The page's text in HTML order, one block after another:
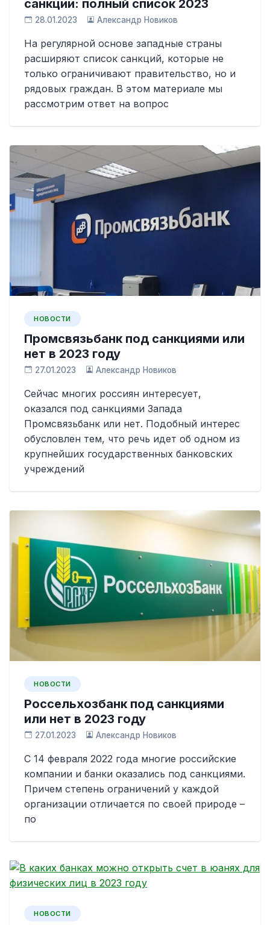
санкции: полный список 2023
28.01.2023 Александр Новиков
На регулярной основе западные страны
расширяют список санкций, которые не
только ограничивают правительство, но и
рядовых граждан. В этом материале мы
рассмотрим ответ на вопрос
НОВОСТИ
Промсвязьбанк под санкциями или
нет в 2023 году
27.01.2023 Александр Новиков
Сейчас многих россиян интересует,
оказался под санкциями Запада
Промсвязьбанк или нет. Подобный интерес
обусловлен тем, что речь идет об одном из
крупнейших государственных банковских
учреждений
НОВОСТИ
Россельхозбанк под санкциями
или нет в 2023 году
27.01.2023 Александр Новиков
С 14 февраля 2022 года многие российские
компании и банки оказались под санкциями.
Причем степень ограничений у каждой
организации отличается по своей природе –
по
НОВОСТИ